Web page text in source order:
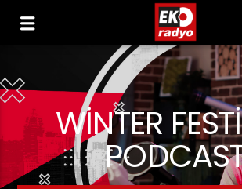
0:00
WINTER